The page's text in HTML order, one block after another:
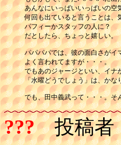
あんなにいっぱいいっぱいの空
何回も出ていると言うことは、
パフィーかスタッフの人に？
だとしたら、ちょっと嬉しい。
パパパパでは、彼の面白さがイ
よく言われてますが・・・。
でもあのジャージといい、イナ
「水曜どうでしょう」は、かな
でも、田中義武って・・・。そ
???投稿者